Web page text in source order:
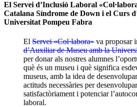
El Servei d’Inclusió Laboral
Catalana Síndrome de Down i el Curs
Universitat Pompeu Fabra
El Servei «Col·labora» va proposar
d’Auxiliar de Museu amb la
per donar als nostres alumnes
què és un museu i què significa
museus, amb la idea de
actituds necessàries per
satisfactòriament i potenciar
laboral.